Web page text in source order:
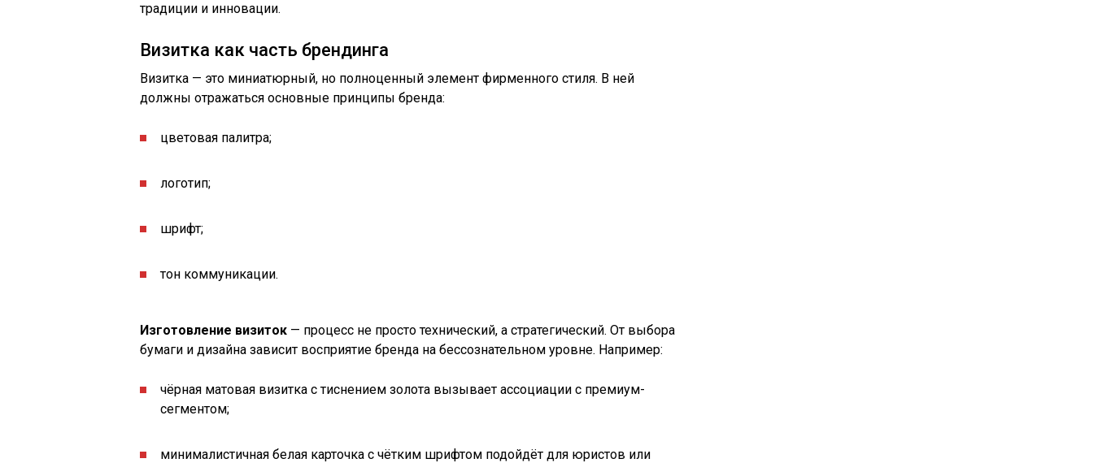
традиции и инновации.
Визитка как часть брендинга
Визитка — это миниатюрный, но полноценный элемент фирменного стиля. В ней
должны отражаться основные принципы бренда:
цветовая палитра;
логотип;
шрифт;
тон коммуникации.
Изготовление визиток — процесс не просто технический, а стратегический. От выбора
бумаги и дизайна зависит восприятие бренда на бессознательном уровне. Например:
чёрная матовая визитка с тиснением золота вызывает ассоциации с премиум-
сегментом;
минималистичная белая карточка с чётким шрифтом подойдёт для юристов или